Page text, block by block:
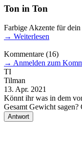
Ton in Ton
Farbige Akzente für
→ Weiterlesen
Kommentare (16)
→ Anmelden zum
TI
Tilman
13. Apr. 2021
Könnt ihr was in dem
Gesamt Gewicht sagen?
Antwort